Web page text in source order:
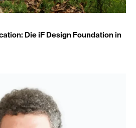
Die iF Design Foundation in